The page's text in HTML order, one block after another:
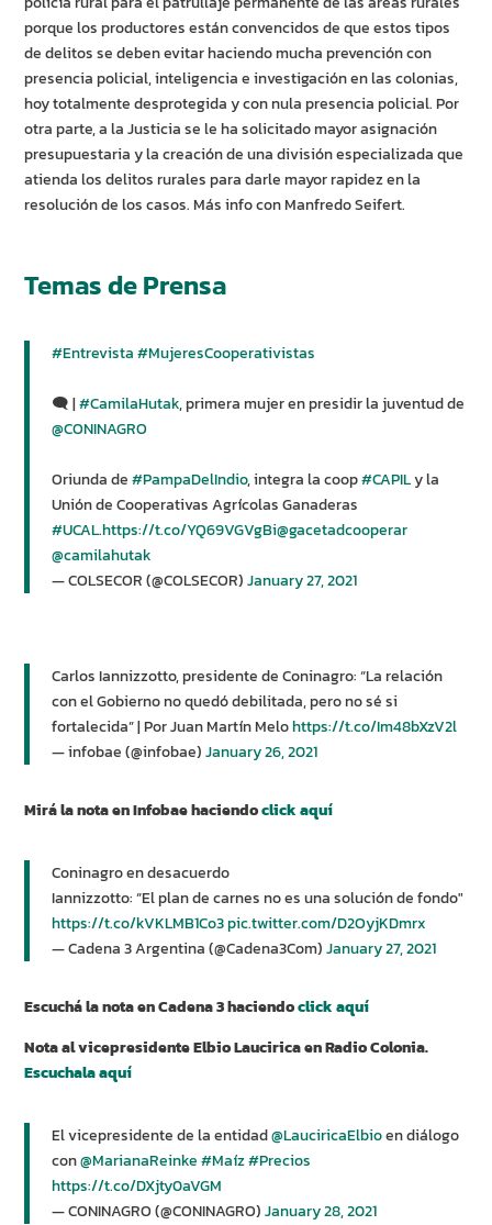
porque los productores están convencidos de que estos tipos
de delitos se deben evitar haciendo mucha prevención con
presencia policial, inteligencia e investigación en las colonias,
hoy totalmente desprotegida y con nula presencia policial. Por
otra parte, a la Justicia se le ha solicitado mayor asignación
presupuestaria y la creación de una división especializada que
atienda los delitos rurales para darle mayor rapidez en la
resolución de los casos. Más info con Manfredo Seifert.
Temas de Prensa
#Entrevista #MujeresCooperativistas
🗨️ |#CamilaHutak, primera mujer en presidir la juventud de
@CONINAGRO
Oriunda de#PampaDelIndio, integra la coop#CAPILy la
Unión de Cooperativas Agrícolas Ganaderas
#UCAL.https://t.co/YQ69VGVgBi@gacetadcooperar
@camilahutak
— COLSECOR (@COLSECOR)January 27, 2021
Carlos Iannizzotto, presidente de Coninagro: “La relación
con el Gobierno no quedó debilitada, pero no sé si
fortalecida” | Por Juan Martín Melohttps://t.co/Im48bXzV2l
— infobae (@infobae)January 26, 2021
Mirá la nota en Infobae haciendoclick aquí
Coninagro en desacuerdo
Iannizzotto: “El plan de carnes no es una solución de fondo"
https://t.co/kVKLMB1Co3pic.twitter.com/D2OyjKDmrx
— Cadena 3 Argentina (@Cadena3Com)January 27, 2021
Escuchá la nota en Cadena 3 haciendoclick aquí
Nota al vicepresidente Elbio Lauciricaen Radio Colonia.
Escuchala aquí
El vicepresidente de la entidad ⁦@LauciricaElbio⁩ en diálogo
con ⁦@MarianaReinke⁩#Maíz#Precios
https://t.co/DXjty0aVGM
— CONINAGRO (@CONINAGRO)January 28, 2021